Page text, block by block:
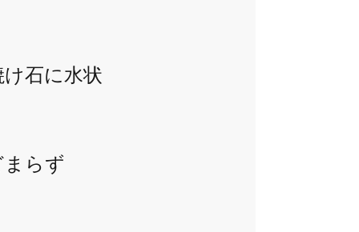
石に水状
らず